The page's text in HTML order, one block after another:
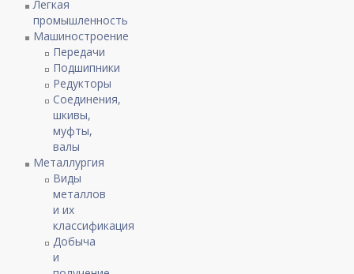
Легкая
промышленность
Машиностроение
Передачи
Подшипники
Редукторы
Соединения,
шкивы,
муфты,
валы
Металлургия
Виды
металлов
и их
классификация
Добыча
и